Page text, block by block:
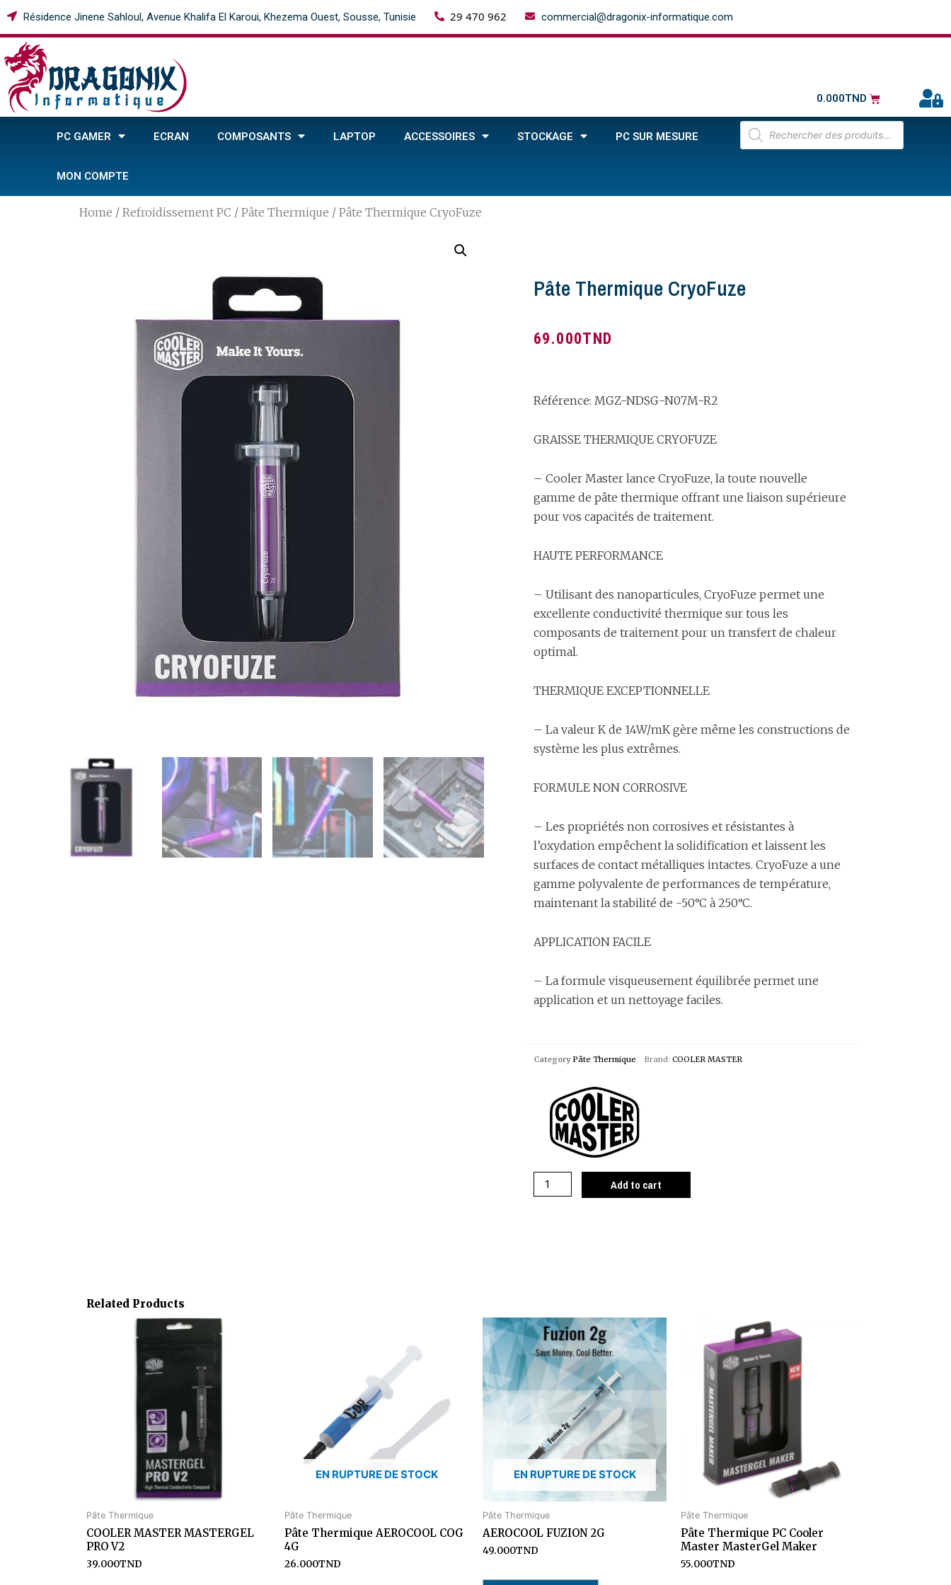
Résidence Jinene Sahloul, Avenue Khalifa El Karoui, Khezema Ouest, Sousse, Tunisie 29 470 962 commercial@dragonix-informatique.com
0.000TND
PC GAMER ECRAN COMPOSANTS LAPTOP ACCESSOIRES STOCKAGE PC SUR MESURE
MON COMPTE
Home / Refroidissement PC / Pâte Thermique / Pâte Thermique CryoFuze
Pâte Thermique CryoFuze
69.000TND
Référence: MGZ-NDSG-N07M-R2
GRAISSE THERMIQUE CRYOFUZE
– Cooler Master lance CryoFuze, la toute nouvelle
gamme de pâte thermique offrant une liaison supérieure
pour vos capacités de traitement.
HAUTE PERFORMANCE
– Utilisant des nanoparticules, CryoFuze permet une
excellente conductivité thermique sur tous les
composants de traitement pour un transfert de chaleur
optimal.
THERMIQUE EXCEPTIONNELLE
– La valeur K de 14W/mK gère même les constructions de
système les plus extrêmes.
FORMULE NON CORROSIVE
– Les propriétés non corrosives et résistantes à
l’oxydation empêchent la solidification et laissent les
surfaces de contact métalliques intactes. CryoFuze a une
gamme polyvalente de performances de température,
maintenant la stabilité de -50°C à 250°C.
APPLICATION FACILE
– La formule visqueusement équilibrée permet une
application et un nettoyage faciles.
Category Pâte Thermique Brand:COOLER MASTER
Add to cart
Related Products
Pâte Thermique
COOLER MASTER MASTERGEL
PRO V2
39.000TND
EN RUPTURE DE STOCK
Pâte Thermique
Pâte Thermique AEROCOOL COG
4G
26.000TND
EN RUPTURE DE STOCK
Pâte Thermique
AEROCOOL FUZION 2G
49.000TND
Pâte Thermique
Pâte Thermique PC Cooler
Master MasterGel Maker
55.000TND